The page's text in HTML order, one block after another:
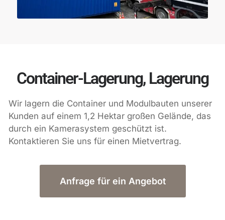
Container-Lagerung, Lagerung
Wir lagern die Container und Modulbauten unserer
Kunden auf einem 1,2 Hektar großen Gelände, das
durch ein Kamerasystem geschützt ist.
Kontaktieren Sie uns für einen Mietvertrag.
Anfrage für ein Angebot